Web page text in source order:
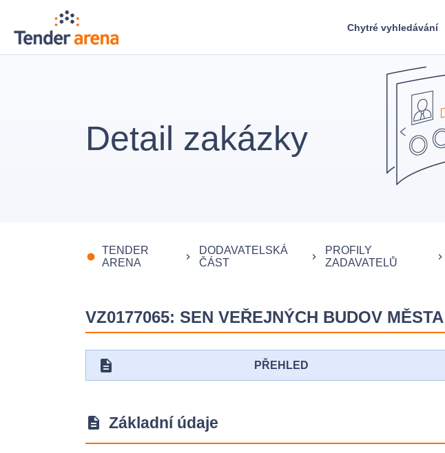
Chytré vyhledávání
Detail zakázky
fiber_manual_record
TENDER
ARENA
keyboard_arrow_right
DODAVATELSKÁ
ČÁST
keyboard_arrow_right
PROFILY
ZADAVATELŮ
keyboard_arrow_right
VZ0177065: SEN VEŘEJNÝCH BUDOV
description PŘEHLED
description Základní údaje